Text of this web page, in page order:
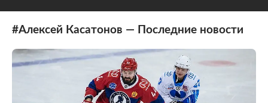
#Алексей Касатонов — Последние новости